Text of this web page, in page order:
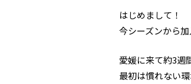
はじめまして！
今シーズンから
愛媛に来て約3週
最初は慣れない